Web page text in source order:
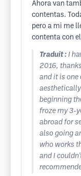
Ahora van
contentas.
pero a mi me
contenta con
Traduit : I
2016,
and it is one
beginning
froze my 3-
abroad for
also going
who works
and I